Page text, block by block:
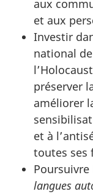
aux
et aux
Investir
national
préserver
améliorer
et à
toutes ses
langues